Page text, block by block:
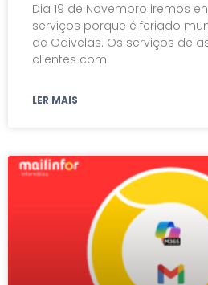
Dia 19 de Novembro iremos
serviços porque é feriado
de Odivelas. Os serviços de
clientes com
LER MAIS